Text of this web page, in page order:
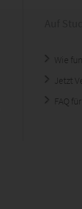
Wie
Jetzt
FAQ